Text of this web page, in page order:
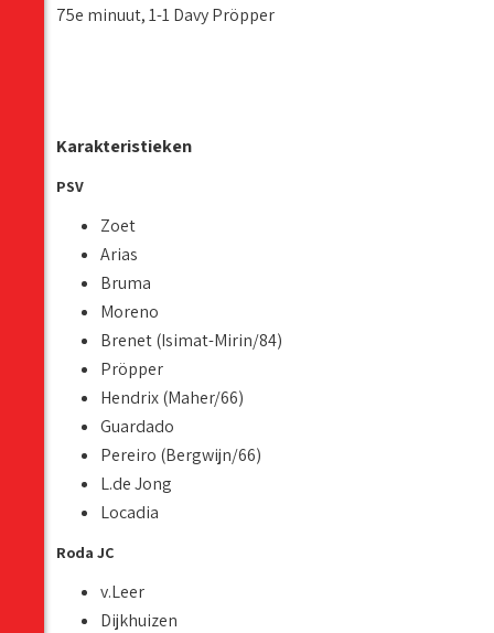
75e minuut, 1-1 Davy Pröpper
Karakteristieken
PSV
Zoet
Arias
Bruma
Moreno
Brenet (Isimat-Mirin/84)
Pröpper
Hendrix (Maher/66)
Guardado
Pereiro (Bergwijn/66)
L.de Jong
Locadia
Roda JC
v.Leer
Dijkhuizen